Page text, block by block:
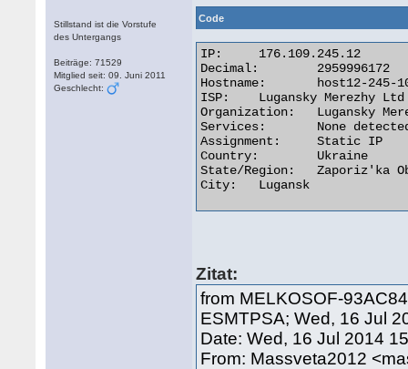
Stillstand ist die Vorstufe
des Untergangs
Beiträge: 71529
Mitglied seit: 09. Juni 2011
Geschlecht:
Code
IP:	176.109.245.12
Decimal:	2959996172
Hostname:	host12-245-109-176.lds.net.ua
ISP:	Lugansky Merezhy Ltd
Organization:	Lugansky Merezhy Ltd
Services:	None detected
Assignment:	Static IP
Country:	Ukraine
State/Region:	Zaporiz'ka Oblast'
City:	Lugansk
Zitat:
from MELKOSOF-
ESMTPSA; Wed, 16 Jul
Date: Wed, 16 Jul 2014
From: Massveta2012